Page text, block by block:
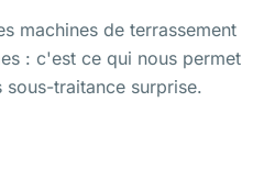
machines de terrassement
: c'est ce qui nous permet
traitance surprise.